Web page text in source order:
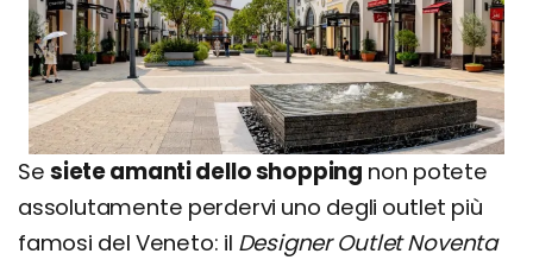
Se siete amanti dello shopping non potete
assolutamente perdervi uno degli outlet più
famosi del Veneto: il Designer Outlet Noventa